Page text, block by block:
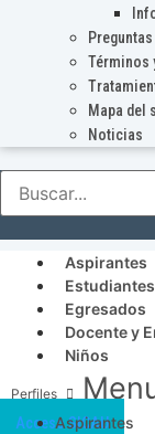
Términos
Mapa del
Noticias
Aspirantes
Estudiantes
Egresados
Docente y
Niños
Aspirantes
Acceso SICAU